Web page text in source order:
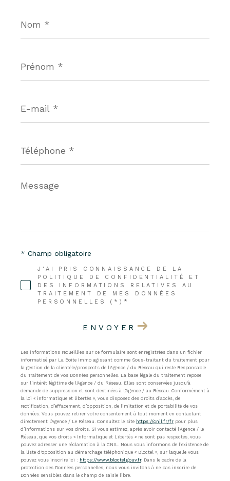
*
*
mail
*
*
Message
*
J'AI PRIS CONNAISSANCE DE LA
POLITIQUE DE CONFIDENTIALITÉ ET
DES INFORMATIONS RELATIVES AU
TRAITEMENT DE MES DONNÉES
PERSONNELLES (*)*
* Champ obligatoire
ENVOYER
Les informations recueillies sur ce formulaire sont enregistrées dans un fichier
informatisé par La Boite Immo agissant comme Sous-traitant du traitement pour
la gestion de la clientèle/prospects de l'Agence / du Réseau qui reste Responsable
du Traitement de vos Données personnelles. La base légale du traitement repose
sur l'intérêt légitime de l'Agence / du Réseau. Elles sont conservées jusqu'à
demande de suppression et sont destinées à l'Agence / au Réseau. Conformément à
la loi « informatique et libertés », vous disposez des droits d’accès, de
rectification, d’effacement, d’opposition, de limitation et de portabilité de vos
données. Vous pouvez retirer votre consentement à tout moment en contactant
directement l’Agence / Le Réseau. Consultez le site https://cnil.fr/fr pour plus
d’informations sur vos droits. Si vous estimez, après avoir contacté l'Agence / le
Réseau, que vos droits « Informatique et Libertés » ne sont pas respectés, vous
pouvez adresser une réclamation à la CNIL. Nous vous informons de l’existence de
la liste d'opposition au démarchage téléphonique « Bloctel », sur laquelle vous
pouvez vous inscrire ici : https://www.bloctel.gouv.fr. Dans le cadre de la
protection des Données personnelles, nous vous invitons à ne pas inscrire de
Données sensibles dans le champ de saisie libre.